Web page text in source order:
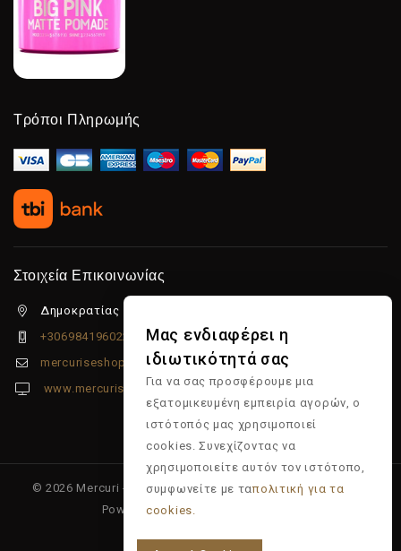
Τρόποι Πληρωμής
Στοιχεία Επικοινωνίας
Δημοκρατίας 5β Λιμένας Χερσονήσου, 70014
+306984196022
mercuriseshop@gmail.com
www.mercuriseshop.gr
© 2026 Mercuri - Είδη κομμωτηρίου - Επώνυμα προϊόντα -
Powered & Supported by
Μας ενδιαφέρει η
ιδιωτικότητά σας
Για να σας προσφέρουμε μια
εξατομικευμένη εμπειρία αγορών, ο
ιστότοπός μας χρησιμοποιεί
cookies. Συνεχίζοντας να
χρησιμοποιείτε αυτόν τον ιστότοπο,
συμφωνείτε με ταπολιτική για τα
cookies.